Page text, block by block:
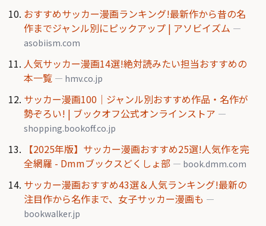
おすすめサッカー漫画ランキング!最新作から昔の名
作までジャンル別にピックアップ | アソビイズム —
asobiism.com
人気サッカー漫画14選!絶対読みたい担当おすすめの
本一覧 — hmv.co.jp
サッカー漫画100｜ジャンル別おすすめ作品・名作が
勢ぞろい! | ブックオフ公式オンラインストア —
shopping.bookoff.co.jp
【2025年版】サッカー漫画おすすめ25選!人気作を完
全網羅 - Dmmブックスどくしょ部 — book.dmm.com
サッカー漫画おすすめ43選＆人気ランキング!最新の
注目作から名作まで、女子サッカー漫画も —
bookwalker.jp